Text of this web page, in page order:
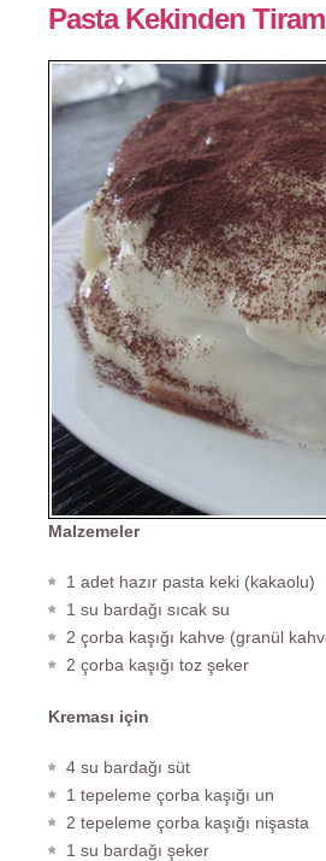
Pasta Kekinden
Malzemeler
1 adet hazır pasta keki (kakaolu)
1 su bardağı sıcak su
2 çorba kaşığı kahve (granül
2 çorba kaşığı toz şeker
Kreması için
4 su bardağı süt
1 tepeleme çorba kaşığı un
2 tepeleme çorba kaşığı nişasta
1 su bardağı şeker